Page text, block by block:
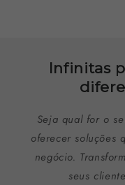
Infinitas
Seja qual for o
oferecer soluções
negócio.
seus